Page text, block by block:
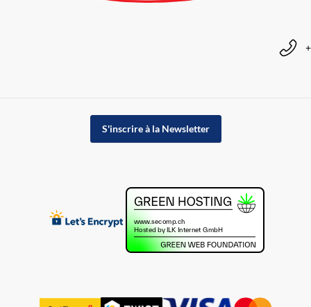
S'inscrire à la Newsletter